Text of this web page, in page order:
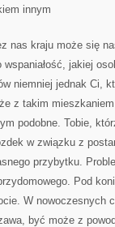
innym
nas kraju może się
jakiej
niemniej jednak Ci,
z takim
podobne. Tobie,
w związku z
przybytku.
Pod
W nowoczesnych
być może z